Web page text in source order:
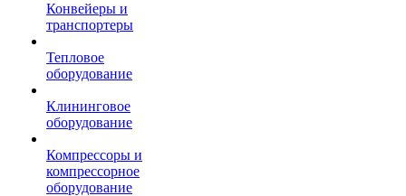
Конвейеры и
транспортеры
Тепловое
оборудование
Клининговое
оборудование
Компрессоры и
компрессорное
оборудование